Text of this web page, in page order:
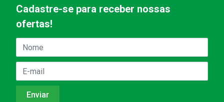
Cadastre-se para receber nossas
ofertas!